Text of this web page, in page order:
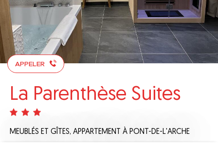
APPELER
La Parenthèse Suites
MEUBLÉS ET GÎTES, APPARTEMENT À PONT-DE-L'ARCHE